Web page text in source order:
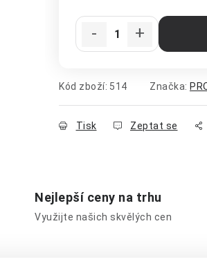
Kód zboží: 514 Značka:
Tisk Zeptat se
Nejlepší ceny na trhu
Využijte našich skvělých cen